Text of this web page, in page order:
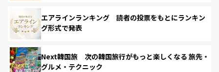
エアラインランキング 読者の投票をもとにランキン
グ形式で発表
Next韓国旅 次の韓国旅行がもっと楽しくなる 旅先・
グルメ・テクニック